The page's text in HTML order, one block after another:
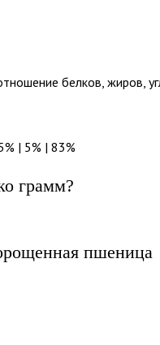
белков, жиров,
| 5% | 83%
грамм?
пшеница